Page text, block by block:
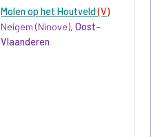
Molen op het Houtveld(V)
Neigem (Ninove),Oost-
Vlaanderen